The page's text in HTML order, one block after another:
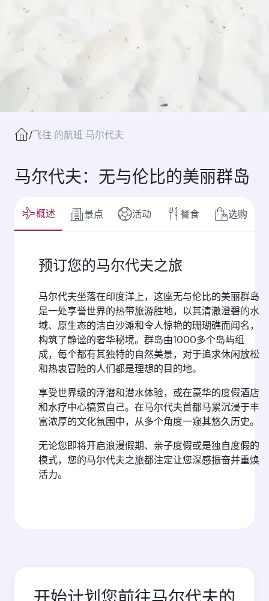
/飞往 的航班 马尔代夫
马尔代夫：无与伦比的美丽群岛
概述 景点 活动 餐食 选购
预订您的马尔代夫之旅
马尔代夫坐落在印度洋上，这座无与伦比的美丽群岛
是一处享誉世界的热带旅游胜地，以其清澈澄碧的水
域、原生态的洁白沙滩和令人惊艳的珊瑚礁而闻名，
构筑了静谧的奢华秘境。群岛由1000多个岛屿组
成，每个都有其独特的自然美景，对于追求休闲放松
和热衷冒险的人们都是理想的目的地。
享受世界级的浮潜和潜水体验，或在豪华的度假酒店
和水疗中心犒赏自己。在马尔代夫首都马累沉浸于丰
富浓厚的文化氛围中，从多个角度一窥其悠久历史。
无论您即将开启浪漫假期、亲子度假或是独自度假的
模式，您的马尔代夫之旅都注定让您深感振奋并重焕
活力。